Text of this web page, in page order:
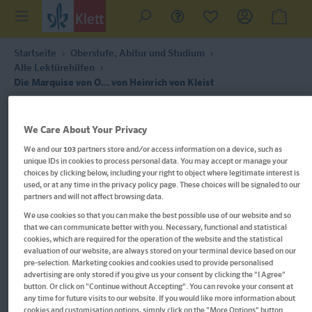
Startseite
Oberstufe, Abitur und Studium
Alle Lektürehilfen
Die Marquise von O... von Heinrich von Kleist
We Care About Your Privacy
We and our103partners store and/or access information on a device, such as
unique IDs in cookies to process personal data. You may accept or manage your
choices by clicking below, including your right to object where legitimate interest is
used, or at any time in the privacy policy page. These choices will be signaled to our
partners and will not affect browsing data.
We use cookies so that you can make the best possible use of our website and so
that we can communicate better with you. Necessary, functional and statistical
cookies, which are required for the operation of the website and the statistical
evaluation of our website, are always stored on your terminal device based on our
pre-selection. Marketing cookies and cookies used to provide personalised
advertising are only stored if you give us your consent by clicking the "I Agree"
button. Or click on "Continue without Accepting". You can revoke your consent at
any time for future visits to our website. If you would like more information about
cookies and customisation options, simply click on the "More Options" button.